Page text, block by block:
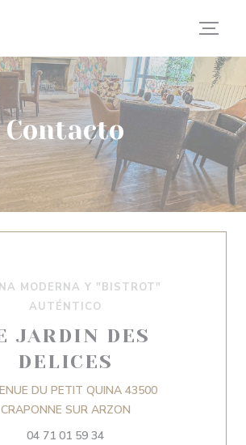
Contacto
MODERNA Y "BISTROT"
AUTÉNTICO
JARDIN DES
DELICES
DU PETIT QUINA 43500
CRAPONNE SUR ARZON((abre en una nueva
04 71 01 59 34